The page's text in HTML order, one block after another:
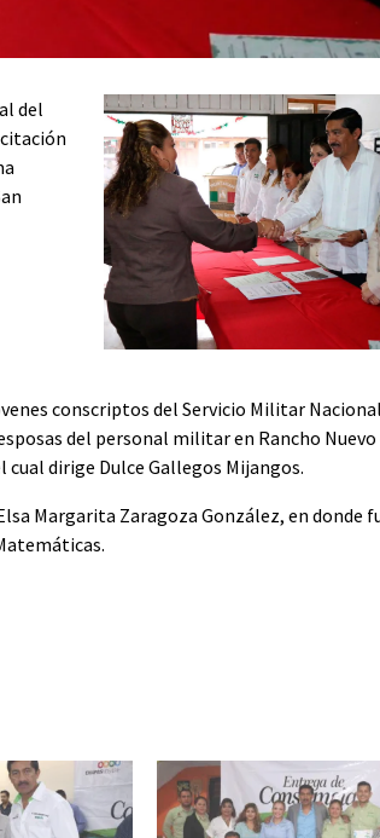
del
conscriptos del Servicio Militar
del personal militar en Rancho Nuevo
dirige Dulce Gallegos Mijangos.
Margarita Zaragoza González, en donde